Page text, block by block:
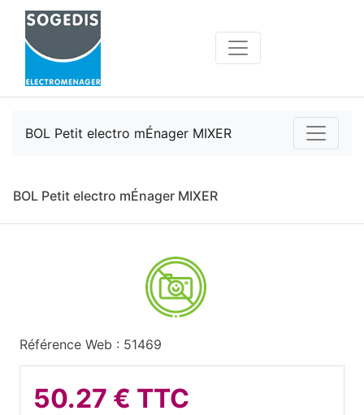
BOL Petit electro mÉnager MIXER
BOL Petit electro mÉnager MIXER
Référence Web : 51469
50.27 € TTC